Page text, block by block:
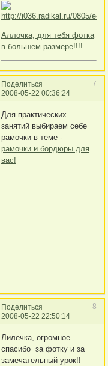
Аллочка, для тебя фотка
в большем размере!!!!
Поделиться
7
2008-05-22 00:36:24
Для практических
занятий выбираем себе
рамочки в теме -
рамочки и бордюры для
вас!
Поделиться
8
2008-05-22 22:50:14
Лилечка, огромное
спасибо за фотку и за
замечательный урок!!